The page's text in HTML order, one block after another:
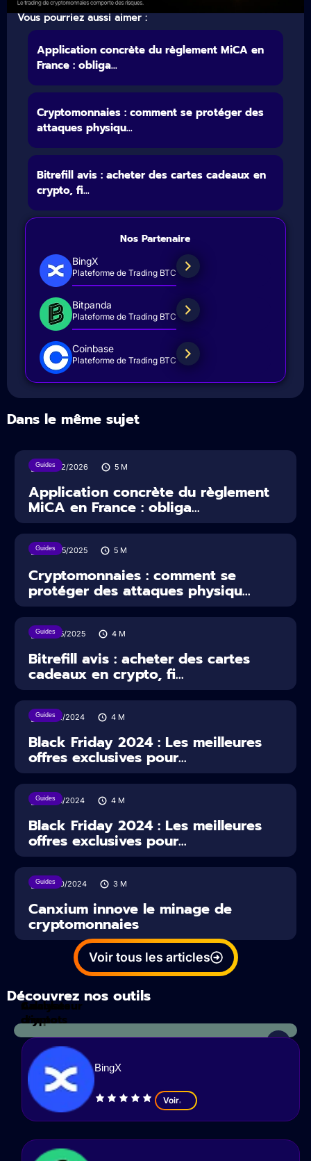
Vous pourriez aussi aimer :
Application concrète du règlement MiCA en
France : obliga...
Cryptomonnaies : comment se protéger des
attaques physiqu...
Bitrefill avis : acheter des cartes cadeaux en
crypto, fi...
Nos Partenaire
BingX
Plateforme de Trading BTC
Bitpanda
Plateforme de Trading BTC
Coinbase
Plateforme de Trading BTC
Dans le même sujet
Guides
27/02/2026 5 M
Application concrète du règlement
MiCA en France : obliga...
Guides
30/05/2025 5 M
Cryptomonnaies : comment se
protéger des attaques physiqu...
Guides
16/05/2025 4 M
Bitrefill avis : acheter des cartes
cadeaux en crypto, fi...
Guides
16/12/2024 4 M
Black Friday 2024 : Les meilleures
offres exclusives pour...
Guides
29/11/2024 4 M
Black Friday 2024 : Les meilleures
offres exclusives pour...
Guides
09/10/2024 3 M
Canxium innove le minage de
cryptomonnaies
Voir tous les articles
Découvrez nos outils
Calculateur
d'impots
Analyses
crypto
BingX
Voir